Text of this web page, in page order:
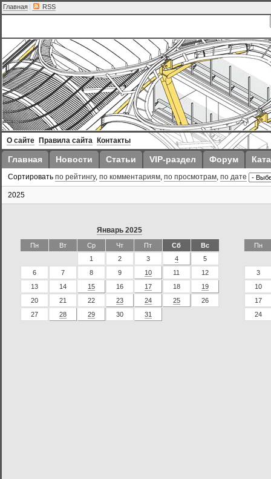
Главная | RSS
О сайте Правила сайта Контакты
Главная Новости Статьи VIP-раздел Форум
Сортировать по рейтингу, по комментариям, по просмотрам, по дате
2025
Январь 2025
Пн Вт Ср Чт Пт Сб
Вс
1
2 3 4
5
6
7 8 9 10 11
12
13
14 15 16 17 18
19
20
21 22 23 24 25
26
27
28 29 30 31
Пн
3
10
17
24